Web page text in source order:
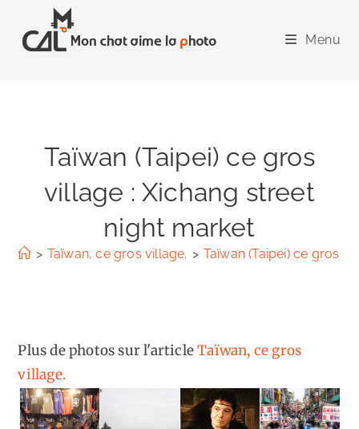
content
Menu
Taïwan (Taipei) ce gros
village : Xichang street
night market
> Taïwan, ce gros village. > Taïwan (Taipei) ce gros
Plus de photos sur l'articleTaïwan, ce gros
village.